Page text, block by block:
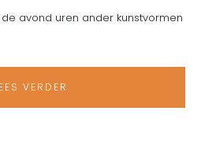
avond uren ander kunstvormen
VERDER